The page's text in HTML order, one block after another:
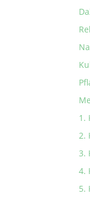
1.
2.
3.
4.
5.